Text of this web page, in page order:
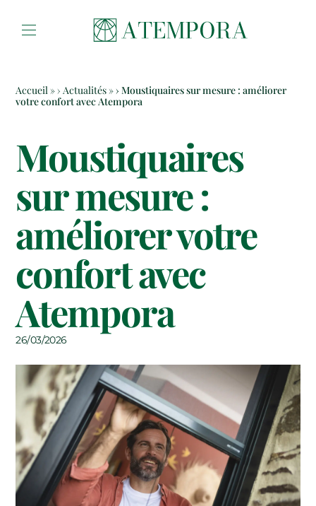
Accueil» Actualités» Moustiquaires sur mesure : améliorer
votre confort avec Atempora
Moustiquaires
sur mesure :
améliorer votre
confort avec
Atempora
26/03/2026